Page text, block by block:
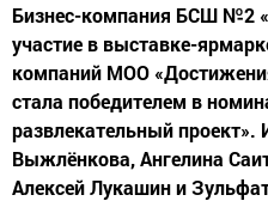
Бизнес-компания БСШ №2
участие в выставке-
компаний МОО
стала победителем в
развлекательный
Выжлёнкова, Ангелина
Алексей Лукашин и